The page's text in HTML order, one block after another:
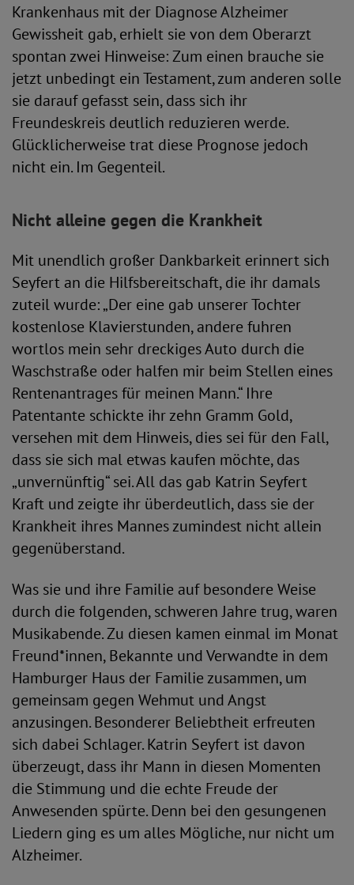
Krankenhaus mit der Diagnose Alzheimer
Gewissheit gab, erhielt sie von dem Oberarzt
spontan zwei Hinweise: Zum einen brauche sie
jetzt unbedingt ein Testament, zum anderen solle
sie darauf gefasst sein, dass sich ihr
Freundeskreis deutlich reduzieren werde.
Glücklicherweise trat diese Prognose jedoch
nicht ein. Im Gegenteil.
Nicht alleine gegen die Krankheit
Mit unendlich großer Dankbarkeit erinnert sich
Seyfert an die Hilfsbereitschaft, die ihr damals
zuteil wurde: „Der eine gab unserer Tochter
kostenlose Klavierstunden, andere fuhren
wortlos mein sehr dreckiges Auto durch die
Waschstraße oder halfen mir beim Stellen eines
Rentenantrages für meinen Mann.“ Ihre
Patentante schickte ihr zehn Gramm Gold,
versehen mit dem Hinweis, dies sei für den Fall,
dass sie sich mal etwas kaufen möchte, das
„unvernünftig“ sei. All das gab Katrin Seyfert
Kraft und zeigte ihr überdeutlich, dass sie der
Krankheit ihres Mannes zumindest nicht allein
gegenüberstand.
Was sie und ihre Familie auf besondere Weise
durch die folgenden, schweren Jahre trug, waren
Musikabende. Zu diesen kamen einmal im Monat
Freund*innen, Bekannte und Verwandte in dem
Hamburger Haus der Familie zusammen, um
gemeinsam gegen Wehmut und Angst
anzusingen. Besonderer Beliebtheit erfreuten
sich dabei Schlager. Katrin Seyfert ist davon
überzeugt, dass ihr Mann in diesen Momenten
die Stimmung und die echte Freude der
Anwesenden spürte. Denn bei den gesungenen
Liedern ging es um alles Mögliche, nur nicht um
Alzheimer.